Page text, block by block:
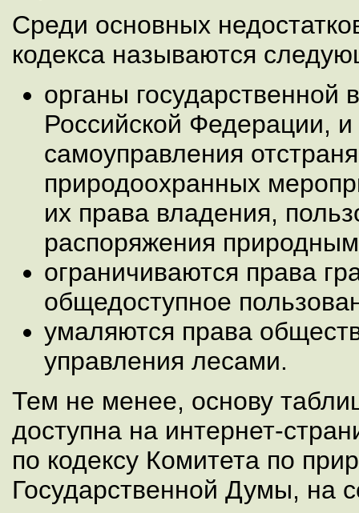
Среди основных
кодекса называются
органы государственной
Российской Федерации,
самоуправления
природоохранных
их права владения,
распоряжения
ограничиваются права
общедоступное
умаляются права
управления лесами.
Тем не менее, основу
доступна на интернет-
по кодексу Комитета по
Государственной Думы, на